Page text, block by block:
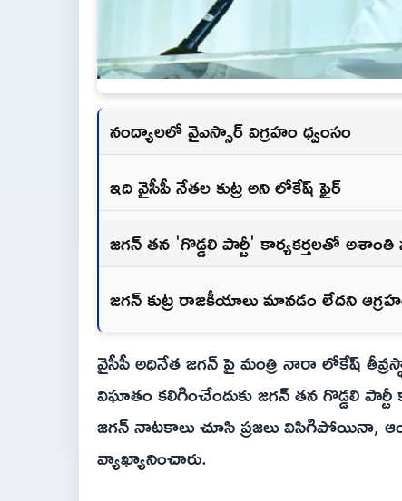
నంద్యాలలో వైఎస్సార్ విగ్రహం ధ్వంసం
ఇది వైసీపీ నేతల కుట్ర అని లోకేష్ ఫైర్
జగన్ తన 'గొడ్డలి పార్టీ' కార్యకర్తలతో అశాంతి
జగన్ కుట్ర రాజకీయాలు మానడం లేదని
వైసీపీ అధినేత జగన్ పై మంత్రి నారా లోకేష్
విఘాతం కలిగించేందుకు జగన్ తన గొడ్డలి
జగన్ నాటకాలు చూసి ప్రజలు విసిగిపోయినా,
వ్యాఖ్యానించారు.